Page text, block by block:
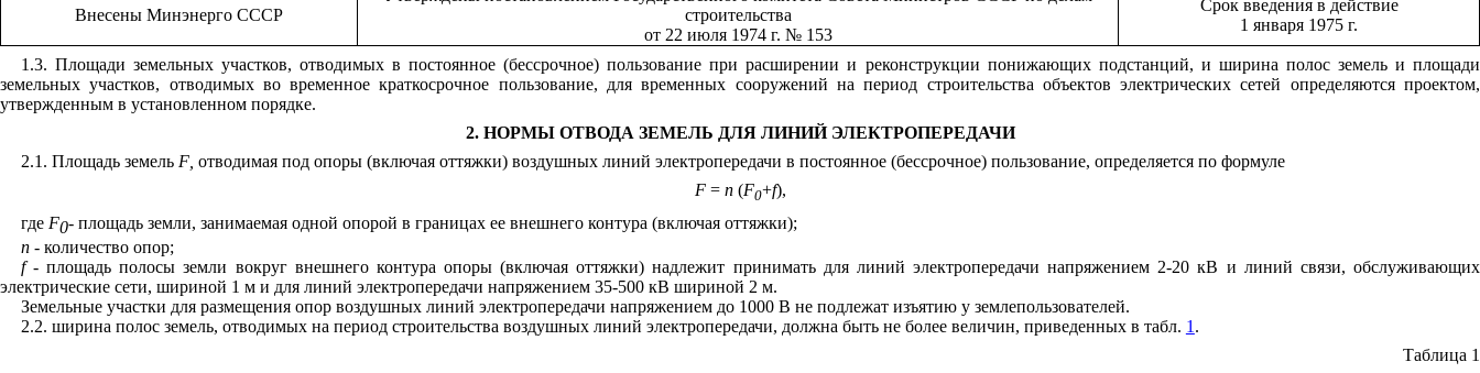
Внесены Минэнерго СССР
строительства
от 22 июля 1974 г. № 153
Срок введения в действие
1 января 1975 г.
1.3. Площади земельных участков, отводимых в постоянное (бессрочное) пользование при расширении и реконструкции понижающих подстанций, и ширина полос земель и площади
земельных участков, отводимых во временное краткосрочное пользование, для временных сооружений на период строительства объектов электрических сетей определяются проектом,
утвержденным в установленном порядке.
2. НОРМЫ ОТВОДА ЗЕМЕЛЬ ДЛЯ ЛИНИЙ ЭЛЕКТРОПЕРЕДАЧИ
2.1. Площадь земель F, отводимая под опоры (включая оттяжки) воздушных линий электропередачи в постоянное (бессрочное) пользование, определяется по формуле
F = n(F0+f),
где F0- площадь земли, занимаемая одной опорой в границах ее внешнего контура (включая оттяжки);
n- количество опор;
f- площадь полосы земли вокруг внешнего контура опоры (включая оттяжки) надлежит принимать для линий электропередачи напряжением 2-20 кВ и линий связи, обслуживающих
электрические сети, шириной 1 м и для линий электропередачи напряжением 35-500 кВ шириной 2 м.
Земельные участки для размещения опор воздушных линий электропередачи напряжением до 1000 В не подлежат изъятию у землепользователей.
2.2. ширина полос земель, отводимых на период строительства воздушных линий электропередачи, должна быть не более величин, приведенных в табл. 1 .
Таблица 1